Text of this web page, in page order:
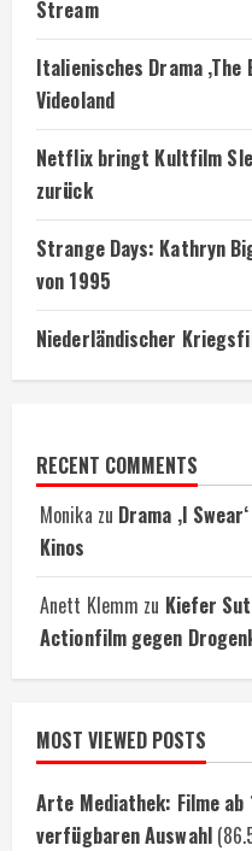
Stream
Italienisches Drama ‚The
Videoland
Netflix bringt Kultfilm
zurück
Strange Days: Kathryn
von 1995
Niederländischer
RECENT COMMENTS
Monika zu Drama ‚I
Kinos
Anett Klemm zu Kiefer
Actionfilm gegen
MOST VIEWED POSTS
Arte Mediathek: Filme
verfügbaren Auswahl